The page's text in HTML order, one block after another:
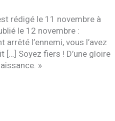
rédigé le 11 novembre à
le 12 novembre :
l’ennemi, vous l’avez
Soyez fiers ! D’une gloire
»